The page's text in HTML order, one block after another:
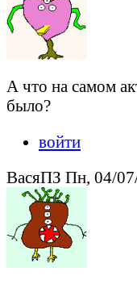
А что на самом
было?
войти
ВасяПЗ Пн, 04/